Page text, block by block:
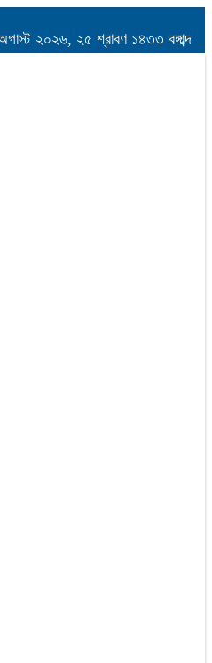
২০২৬, ২৫ শ্রাবণ ১৪৩৩ বঙ্গাব্দ